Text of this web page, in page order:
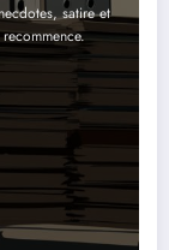
satire et